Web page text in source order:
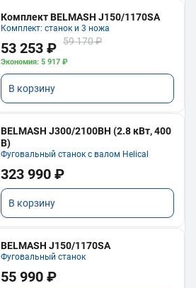
Комплект BELMASH J150/1170SA
Комплект: станок и 3 ножа
53 253 ₽ 59 170 ₽
Экономия: 5 917 ₽
В корзину
BELMASH J300/2100ВH (2.8 кВт, 400
В)
Фуговальный станок с валом Helical
323 990 ₽
В корзину
BELMASH J150/1170SA
Фуговальный станок
55 990 ₽